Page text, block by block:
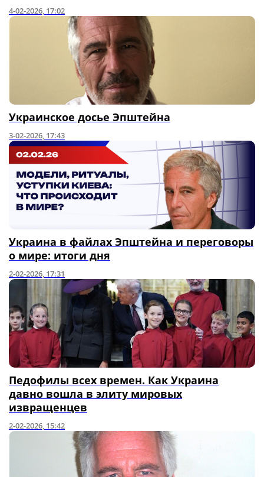
4-02-2026, 17:02
Украинское досье Эпштейна
3-02-2026, 17:43
Украина в файлах Эпштейна и переговоры
о мире: итоги дня
2-02-2026, 17:31
Педофилы всех времен. Как Украина
давно вошла в элиту мировых
извращенцев
2-02-2026, 15:42